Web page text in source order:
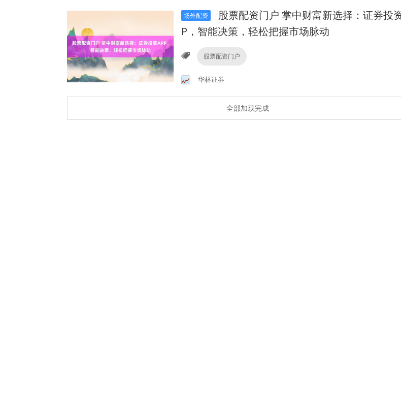
场外配资
股票配资门户 掌中财富新选择：证券投
P，智能决策，轻松把握市场脉动
股票配资门户
华林证券
全部加载完成